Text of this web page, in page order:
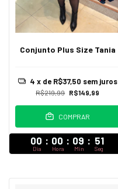
Conjunto Plus Size Tania
R$219,99 R$149,99
4 x de R$37,50 sem juros
COMPRAR
00 : 00 : 09 : 47
Dia Hora Min Seg